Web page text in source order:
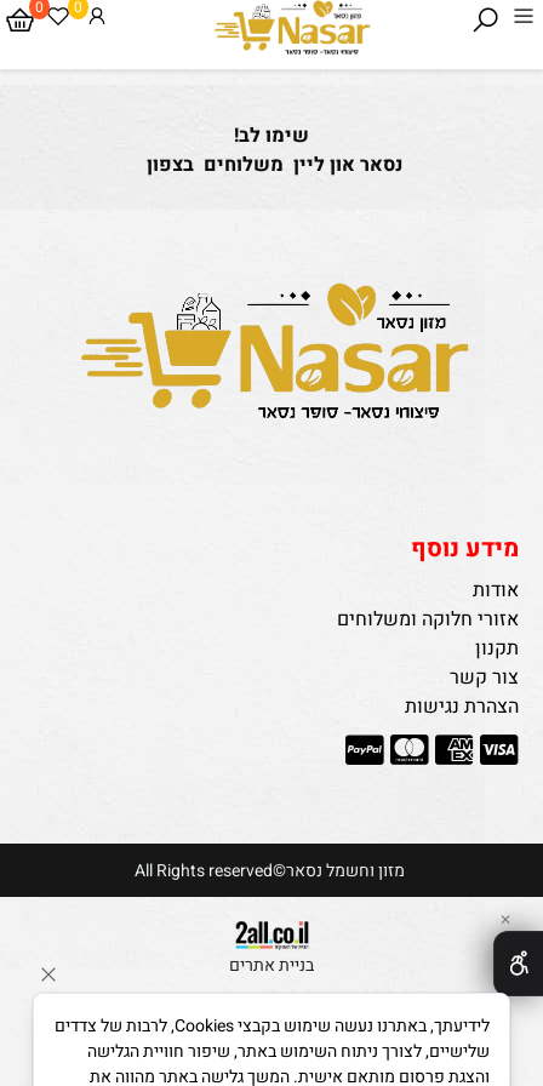
0 0
שימו לב!
נסאר און ליין משלוחים בצפון
מידע נוסף
אודות
אזורי חלוקה ומשלוחים
תקנון
צור קשר
הצהרת נגישות
מזון וחשמל נסאר©All Rights reserved
בניית אתרים
✕
לידיעתך, באתרנו נעשה שימוש בקבצי Cookies, לרבות של צדדים
שלישיים, לצורך ניתוח השימוש באתר, שיפור חוויית הגלישה
והצגת פרסום מותאם אישית. המשך גלישה באתר מהווה את